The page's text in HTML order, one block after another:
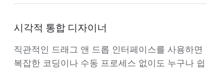
시각적 통합 디자이너
직관적인 드래그 앤 드롭 인터페이스를 사용하면
복잡한 코딩이나 수동 프로세스 없이도 누구나 쉽